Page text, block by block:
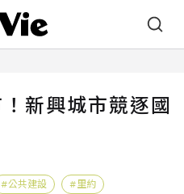
新興城市競逐國
公共建設 里約